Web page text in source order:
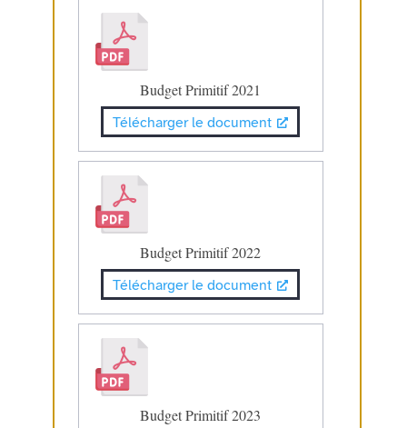
Budget Primitif 2021
Télécharger le document
Budget Primitif 2022
Télécharger le document
Budget Primitif 2023